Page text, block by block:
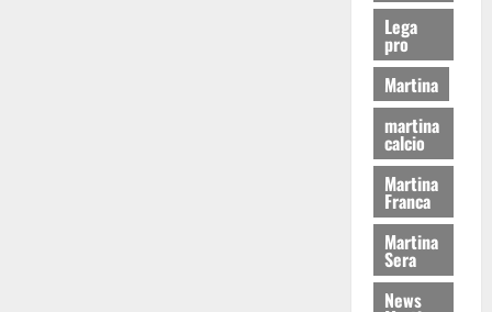
Lega
pro
Martina
martina
calcio
Martina
Franca
Martina
Sera
News